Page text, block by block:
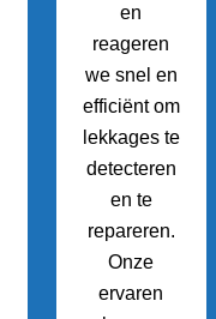
en
reageren
we snel en
efficiënt om
lekkages te
detecteren
en te
repareren.
Onze
ervaren